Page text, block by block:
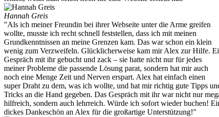
Hannah Greis
"Als ich meiner Freundin bei ihrer Webseite unter die Arme greifen
wollte, musste ich recht schnell feststellen, dass ich mit meinen
Grundkenntnissen an meine Grenzen kam. Das war schon ein klein
wenig zum Verzweifeln. Glücklicherweise kam mir Alex zur Hilfe.
Gespräch mit ihr gebucht und zack – sie hatte nicht nur für jedes
meiner Probleme die passende Lösung parat, sondern hat mir auch
noch eine Menge Zeit und Nerven erspart. Alex hat einfach einen
super Draht zu dem, was ich wollte, und hat mir richtig gute Tipps
Tricks an die Hand gegeben. Das Gespräch mit ihr war nicht nur
hilfreich, sondern auch lehrreich. Würde ich sofort wieder buchen!
dickes Dankeschön an Alex für die großartige Unterstützung!"